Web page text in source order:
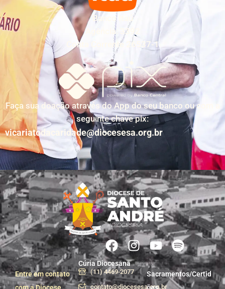
Banco Itaú
Agência: 3392
Conta Corrente 26537-1
Faça sua doação através do App do seu banco ou com a
seguinte chave pix:
vicariatodacaridade@diocesesa.org.br
Entre em contato
com a Diocese
Cúria Diocesana
(11) 4469-2077
contato@diocesesa.org.br
Sacramentos/Certid
ões